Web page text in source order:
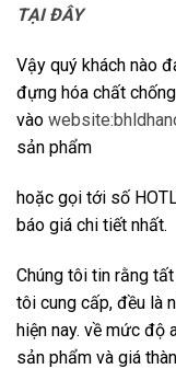
TẠI ĐÂY
Vậy quý khách nào
đựng hóa chất
vào
sản phẩm
hoặc gọi tới số
báo giá chi tiết nhất.
Chúng tôi tin rằng
tôi cung cấp, đều là
hiện nay. về mức độ
sản phẩm và giá